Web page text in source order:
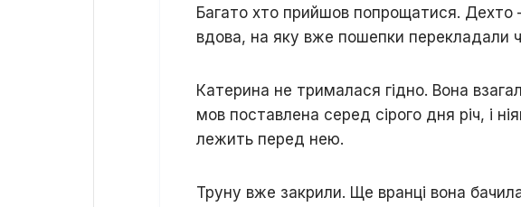
Багато хто прийшов попрощатися. Дехто
вдова, на яку вже пошепки перекладали
Катерина не трималася гідно. Вона
мов поставлена серед сірого дня річ, і
лежить перед нею.
Труну вже закрили. Ще вранці вона